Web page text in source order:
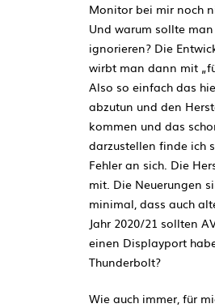
Monitor bei mir noch
Und warum sollte
ignorieren? Die
wirbt man dann mit
Also so einfach das
abzutun und den
kommen und das
darzustellen finde ich
Fehler an sich. Die
mit. Die Neuerungen
minimal, dass auch
Jahr 2020/21 sollten
einen Displayport
Thunderbolt?
Wie auch immer, für